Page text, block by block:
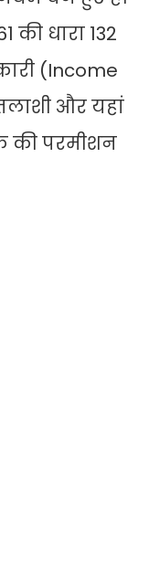
धारा 132
(Income
और यहां
की परमीशन